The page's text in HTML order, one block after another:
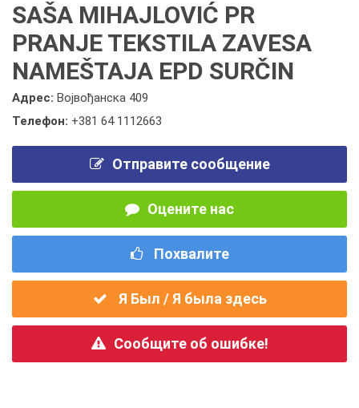
SAŠA MIHAJLOVIĆ PR
PRANJE TEKSTILA ZAVESA
NAMEŠTAJA EPD SURČIN
Адрес: Војвођанска 409
Телефон: +381 64 1112663
Отправите сообщение
Оцените нас
Похвалите
Я Был / Я была здесь
Сообщите об ошибке!